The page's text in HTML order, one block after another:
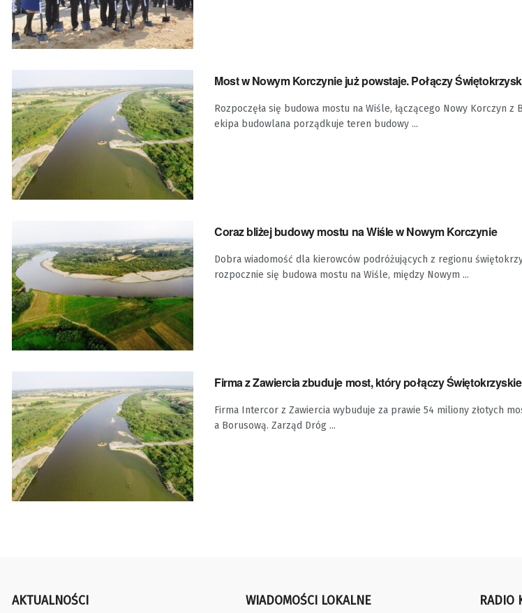
Most w Nowym Korczynie już powstaje. Połączy
Rozpoczęła się budowa mostu na Wiśle, łączącego Nowy Korczyn z
ekipa budowlana porządkuje teren budowy ...
Coraz bliżej budowy mostu na Wiśle w Nowym Korczynie
Dobra wiadomość dla kierowców podróżujących z regionu
rozpocznie się budowa mostu na Wiśle, między Nowym ...
Firma z Zawiercia zbuduje most, który połączy
Firma Intercor z Zawiercia wybuduje za prawie 54 miliony złotych
a Borusową. Zarząd Dróg ...
AKTUALNOŚCI WIADOMOŚCI LOKALNE RADIO